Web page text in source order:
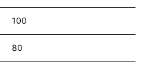
100
80